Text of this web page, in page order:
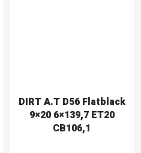
DIRT A.T D56 Flatblack
9×20 6×139,7 ET20
CB106,1